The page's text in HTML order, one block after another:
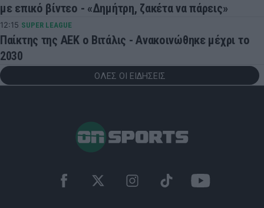
με επικό βίντεο - «Δημήτρη, ζακέτα να πάρεις»
12:15 SUPER LEAGUE
Παίκτης της ΑΕΚ ο Βιτάλις - Ανακοινώθηκε μέχρι το
2030
ΟΛΕΣ ΟΙ ΕΙΔΗΣΕΙΣ